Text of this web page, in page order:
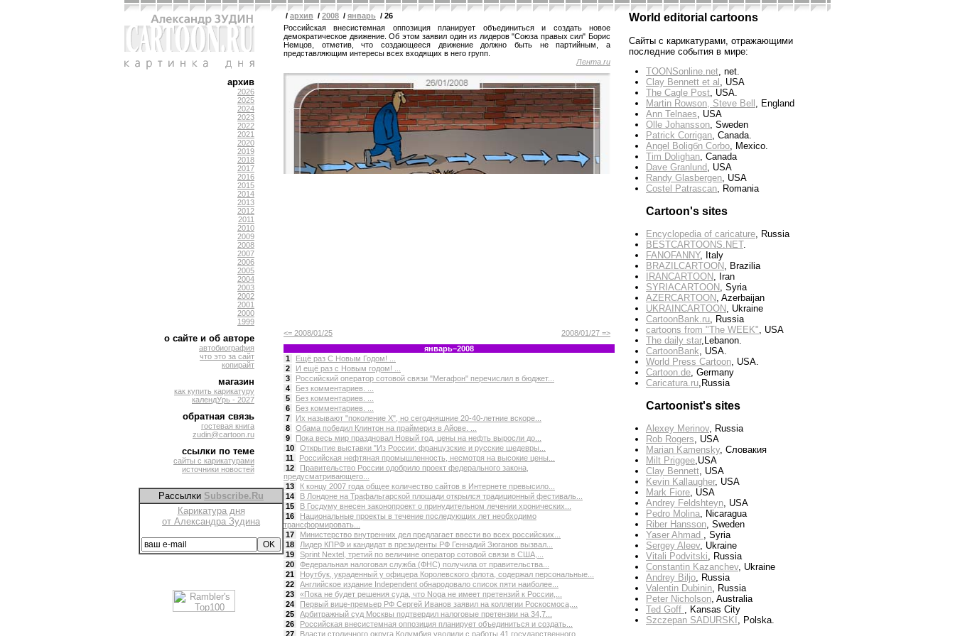
архив
2026
2025
2024
2023
2022
2021
2020
2019
2018
2017
2016
2015
2014
2013
2012
2011
2010
2009
2008
2007
2006
2005
2004
2003
2002
2001
2000
1999
о сайте и об авторе
автобиография
что это за сайт
копирайт
магазин
как купить карикатуру
календУрь - 2027
обратная связь
гостевая книга
zudin@cartoon.ru
ссылки по теме
сайты с карикатурами
источники новостей
Рассылки Subscribe.Ru
Карикатура дня
от Александра Зудина
/ архив / 2008 / январь / 26
Российская внесистемная оппозиция планирует объединиться и создать новое
демократическое движение. Об этом заявил один из лидеров "Союза правых сил" Борис
Немцов, отметив, что создающееся движение должно быть не партийным, а
представляющим интересы всех входящих в него групп.
Лента.ru
<= 2008/01/25
2008/01/27 =>
январь–2008
1
Ещё раз С Новым Годом! ...
2
И ещё раз с Новым годом! ...
3
Российский оператор сотовой связи "Мегафон" перечислил в бюджет...
4
Без комментариев. ...
5
Без комментариев. ...
6
Без комментариев. ...
7
Их называют "поколение Х", но сегодняшние 20-40-летние вскоре...
8
Обама победил Клинтон на праймериз в Айове. ...
9
Пока весь мир праздновал Новый год, цены на нефть выросли до...
10
Открытие выставки "Из России: французские и русские шедевры...
11
Российская нефтяная промышленность, несмотря на высокие цены...
12
Правительство России одобрило проект федерального закона,
предусматривающего...
13
К концу 2007 года общее количество сайтов в Интернете превысило...
14
В Лондоне на Трафальгарской площади открылся традиционный фестиваль...
15
В Госдуму внесен законопроект о принудительном лечении хронических...
16
Национальные проекты в течение последующих лет необходимо
трансформировать...
17
Министерство внутренних дел предлагает ввести во всех российских...
18
Лидер КПРФ и кандидат в президенты РФ Геннадий Зюганов вызвал...
19
Sprint Nextel, третий по величине оператор сотовой связи в США,...
20
Федеральная налоговая служба (ФНС) получила от правительства...
21
Ноутбук, украденный у офицера Королевского флота, содержал персональные...
22
Английское издание Independent обнародовало список пяти наиболее...
23
«Пока не будет решения суда, что Noga не имеет претензий к России,...
24
Первый вице-премьер РФ Сергей Иванов заявил на коллегии Роскосмоса,...
25
Арбитражный суд Москвы подтвердил налоговые претензии на 34,7...
26
Российская внесистемная оппозиция планирует объединиться и создать...
27
Власти столичного округа Колумбия уволили с работы 41 государственного...
World editorial cartoons
Сайты с карикатурами, отражающими
последние события в мире:
TOONSonline.net , net.
Clay Bennett et al
, USA
The Cagle Post , USA.
Martin Rowson, Steve Bell
, England
Ann Telnaes , USA
Olle Johansson , Sweden
Patrick Corrigan , Canada.
Angel Boligбn Corbo , Mexico.
Tim Dolighan , Canada
Dave Granlund
, USA
Randy Glasbergen , USA
Costel Patrascan , Romania
Cartoon's sites
Encyclopedia of caricature, Russia
BESTCARTOONS.NET.
FANOFANNY, Italy
BRAZILCARTOON, Brazilia
IRANCARTOON, Iran
SYRIACARTOON, Syria
AZERCARTOON, Azerbaijan
UKRAINCARTOON, Ukraine
CartoonBank.ru, Russia
cartoons from "The WEEK", USA
The daily star,Lebanon.
CartoonBank, USA.
World Press Cartoon, USA.
Cartoon.de, Germany
Сaricatura.ru,Russia
Cartoonist's sites
Alexey Merinov, Russia
Rob Rogers, USA
Marian Kamensky, Словакия
Milt Priggee,USA
Clay Bennett, USA
Kevin Kallaugher, USA
Mark Fiore, USA
Andrey Feldshteyn, USA
Pedro Molina, Nicaragua
Riber Hansson, Sweden
Yaser Ahmad , Syria
Sergey Aleev, Ukraine
Vitali Podvitski, Russia
Constantin Kazanchev, Ukraine
Andrey Biljo, Russia
Valentin Dubinin, Russia
Peter Nicholson, Australia
Ted Goff , Kansas City
Szczepan SADURSKI , Polska.